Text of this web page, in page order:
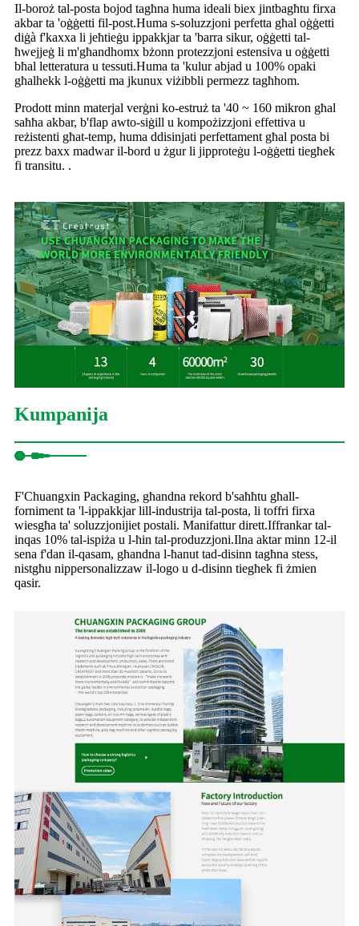
Il-boroż tal-posta bojod tagħna huma ideali biex jintbagħtu firxa
akbar ta 'oġġetti fil-post.Huma s-soluzzjoni perfetta għal oġġetti
diġà f'kaxxa li jeħtieġu ippakkjar ta 'barra sikur, oġġetti tal-
ħwejjeġ li m'għandhomx bżonn protezzjoni estensiva u oġġetti
bħal letteratura u tessuti.Huma ta 'kulur abjad u 100% opaki
għalhekk l-oġġetti ma jkunux viżibbli permezz tagħhom.
Prodott minn materjal verġni ko-estruż ta '40 ~ 160 mikron għal
saħħa akbar, b'flap awto-siġill u kompożizzjoni effettiva u
reżistenti għat-temp, huma ddisinjati perfettament għal posta bi
prezz baxx madwar il-bord u żgur li jipproteġu l-oġġetti tiegħek
fi transitu. .
Kumpanija
F'Chuangxin Packaging, għandna rekord b'saħħtu għall-
forniment ta 'l-ippakkjar lill-industrija tal-posta, li toffri firxa
wiesgħa ta' soluzzjonijiet postali. Manifattur dirett.Iffrankar tal-
inqas 10% tal-ispiża u l-ħin tal-produzzjoni.Ilna aktar minn 12-il
sena f'dan il-qasam, għandna l-ħanut tad-disinn tagħna stess,
nistgħu nippersonalizzaw il-logo u d-disinn tiegħek fi żmien
qasir.